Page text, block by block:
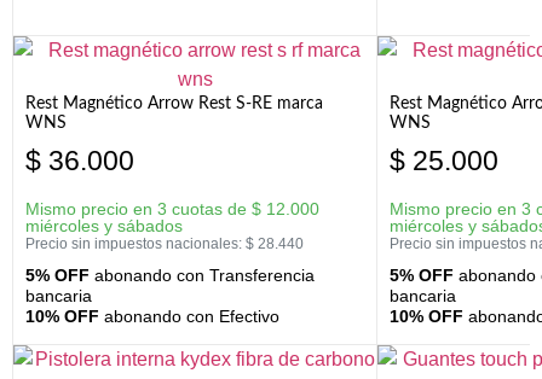
Rest Magnético Arrow Rest S-RE marca
WNS
$ 36.000
Mismo precio en 3 cuotas de $ 12.000
miércoles y sábados
Precio sin impuestos nacionales: $ 28.440
5% OFF abonando con Transferencia
bancaria
10% OFF abonando con Efectivo
Rest Magnético
WNS
$ 25.000
Mismo precio en 3
miércoles y
Precio sin impuestos
5% OFF abonando
bancaria
10% OFF